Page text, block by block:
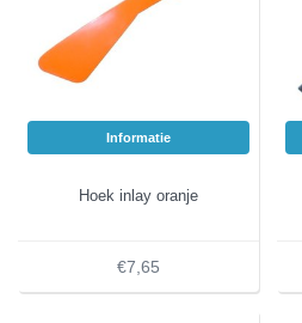
Informatie
Hoek inlay oranje
€7,65